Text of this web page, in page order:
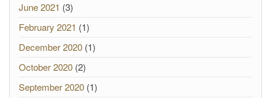
June 2021 (3)
February 2021 (1)
December 2020 (1)
October 2020 (2)
September 2020 (1)